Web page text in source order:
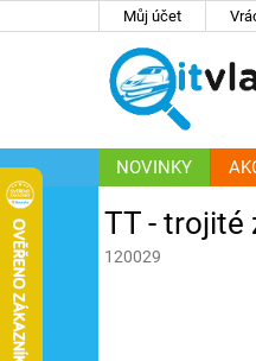
Můj účet
NOVINKY
ZNAČKY
TT - trojité
120029